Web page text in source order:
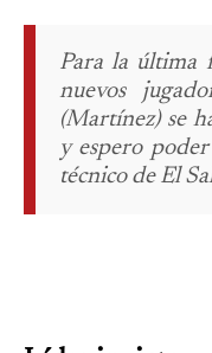
Para la última
nuevos
(Martínez) se
y espero
técnico de El